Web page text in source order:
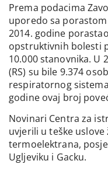
Prema podacima
uporedo sa
2014. godine
opstruktivnih bolesti
10.000 stanovnika. U
(RS) su bile 9.374
respiratornog
godine ovaj broj
Novinari Centra za
uvjerili u teške
termoelektrana,
Ugljeviku i Gacku.